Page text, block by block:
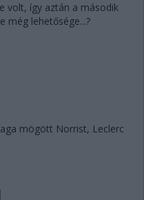
volt, így aztán a második
még lehetősége...?
mögött Norrist, Leclerc